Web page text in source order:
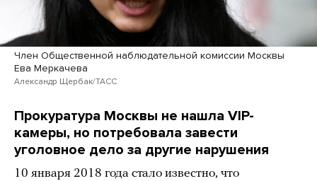
Член Общественной наблюдательной комиссии Москвы
Ева Меркачева
Александр Щербак/ТАСС
Прокуратура Москвы не нашла VIP-
камеры, но потребовала завести
уголовное дело за другие нарушения
10 января 2018 года стало известно, что